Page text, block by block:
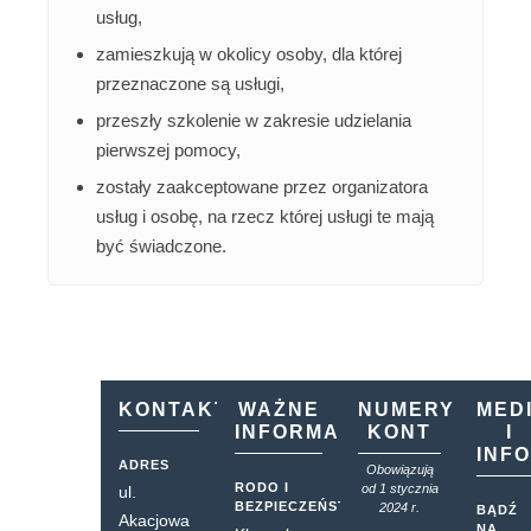
usług,
zamieszkują w okolicy osoby, dla której
przeznaczone są usługi,
przeszły szkolenie w zakresie udzielania
pierwszej pomocy,
zostały zaakceptowane przez organizatora
usług i osobę, na rzecz której usługi te mają
być świadczone.
KONTAKT
ADRES
ul.
Akacjowa
WAŻNE
INFORMACJE
RODO I
BEZPIECZEŃSTWO
NUMERY
KONT
Obowiązują
od 1 stycznia
2024 r.
BĄDŹ